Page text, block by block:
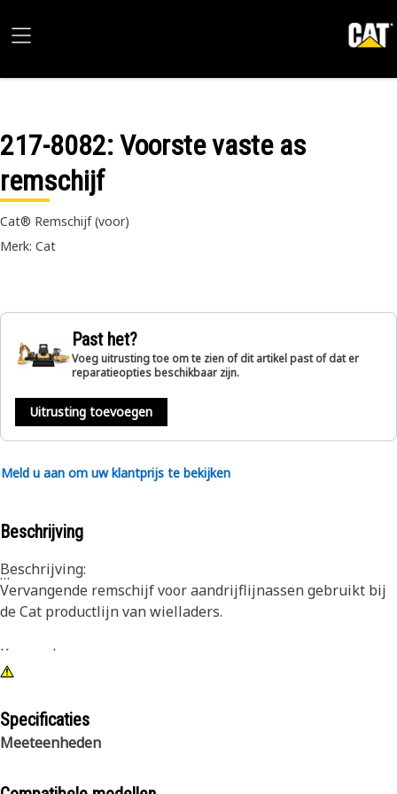
217-8082: Voorste vaste as
remschijf
Cat® Remschijf (voor)
Merk: Cat
Past het?
Voeg uitrusting toe om te zien of dit artikel past of dat er
reparatieopties beschikbaar zijn.
Uitrusting toevoegen
Meld u aan om uw klantprijs te bekijken
Beschrijving
Beschrijving:
Vervangende remschijf voor aandrijflijnassen gebruikt bij
de Cat productlijn van wielladers.
Kenmerken:
• Aantal tanden interne spiebaan: 21
• Buitendiameter: 264,5 mm (10,413 in)
• Te monteren met M12-bevestigingsmateriaal
Toepassing:
Specificaties
Meeteenheden